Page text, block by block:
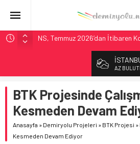
NS, Temmuz 2026’dan İtibaren
Madrid Atocha’da 56 Milyon
Çekya ETCS’de Erken Teslim
Düştü
České dráhy 101 Yaşındaki
Çıkarıyor
ÖBB ve RFI’dan Brenner’da 15
AZ
BTK Projesinde
Kesmeden Devam
Anasayfa » Demiryolu Projeleri » BTK Projesi »
Kesmeden Devam Ediyor